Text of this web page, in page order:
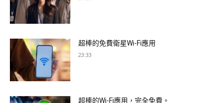
超棒的免費衛星Wi-Fi應用
23:33
超棒的Wi-Fi應用，完全免費。